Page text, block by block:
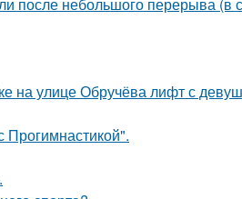
на улице Обручёва лифт с